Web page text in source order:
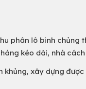
phân lô binh chủng
kéo dài, nhà
khủng, xây dựng